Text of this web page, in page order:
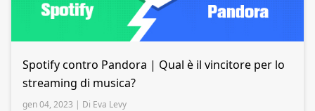
Spotify contro Pandora | Qual è il vincitore per lo
streaming di musica?
gen 04, 2023 | Di Eva Levy